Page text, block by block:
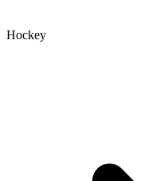
Hockey